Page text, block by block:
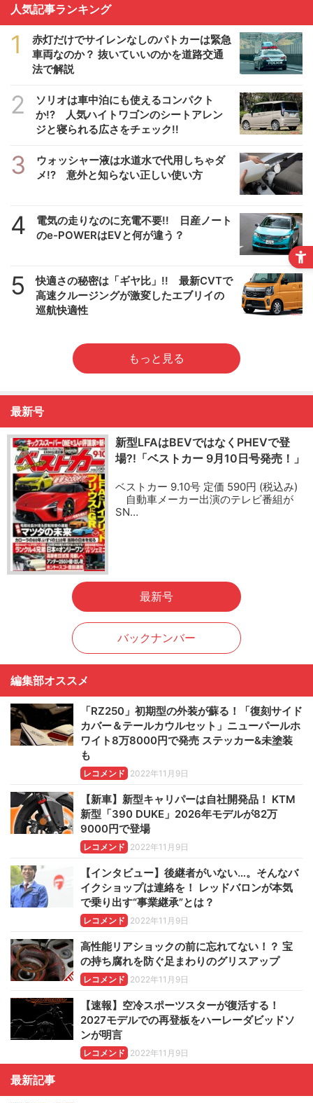
人気記事ランキング
1
赤灯だけでサイレンなしのパトカーは緊急
車両なのか？ 抜いていいのかを道路交通
法で解説
2
ソリオは車中泊にも使えるコンパクト
か!? 人気ハイトワゴンのシートアレン
ジと寝られる広さをチェック!!
3
ウォッシャー液は水道水で代用しちゃダ
メ!? 意外と知らない正しい使い方
4
電気の走りなのに充電不要!! 日産ノート
のe-POWERはEVと何が違う？
5
快適さの秘密は「ギヤ比」!! 最新CVTで
高速クルージングが激変したエブリイの
巡航快適性
もっと見る
最新号
新型LFAはBEVではなくPHEVで登
場?!「ベストカー 9月10日号発売！」
ベストカー 9.10号 定価 590円 (税込み)
自動車メーカー出演のテレビ番組が
SN…
最新号
バックナンバー
編集部オススメ
「RZ250」初期型の外装が蘇る！「復刻サイド
カバー＆テールカウルセット」ニューパールホ
ワイト8万8000円で発売 ステッカー&未塗装
も
レコメンド 2022年11月9日
【新車】新型キャリパーは自社開発品！ KTM
新型「390 DUKE」2026年モデルが82万
9000円で登場
レコメンド 2022年11月9日
【インタビュー】後継者がいない…。そんなバ
イクショップは連絡を！ レッドバロンが本気
で乗り出す“事業継承”とは？
レコメンド 2022年11月9日
高性能リアショックの前に忘れてない！？ 宝
の持ち腐れを防ぐ足まわりのグリスアップ
レコメンド 2022年11月9日
【速報】空冷スポーツスターが復活する！
2027モデルでの再登板をハーレーダビッドソ
ンが明言
レコメンド 2022年11月9日
最新記事